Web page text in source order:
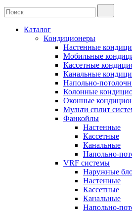
Каталог
Кондиционеры
Настенные
Мобильные
Кассетные
Канальные
Напольно-
Колонные
Оконные
Мульти сплит
Фанкойлы
Настенные
Кассетные
Канальные
Напольно-
VRF системы
Наружные
Настенные
Кассетные
Канальные
Напольно-